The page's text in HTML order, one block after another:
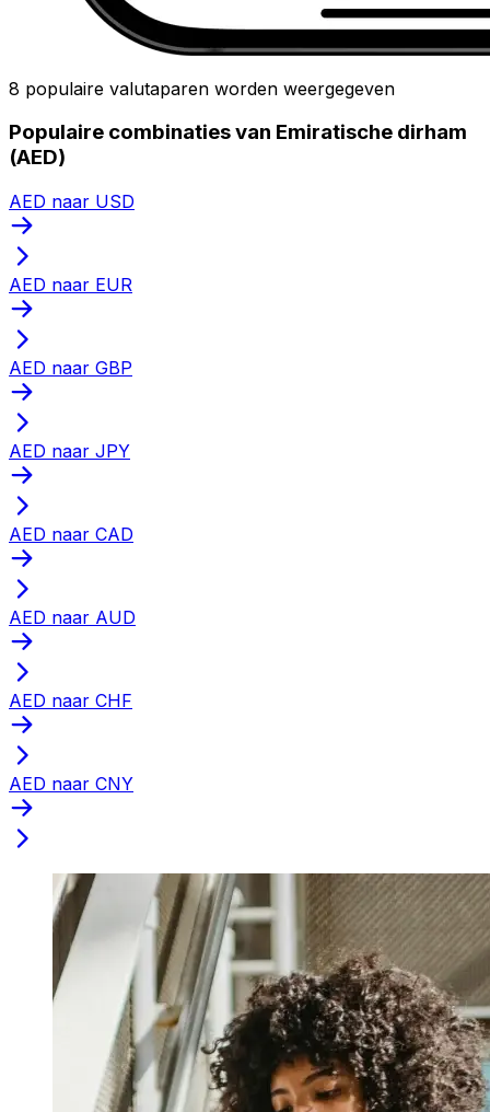
8 populaire valutaparen worden weergegeven
Populaire combinaties van Emiratische dirham
(AED)
AED naar USD
AED naar EUR
AED naar GBP
AED naar JPY
AED naar CAD
AED naar AUD
AED naar CHF
AED naar CNY